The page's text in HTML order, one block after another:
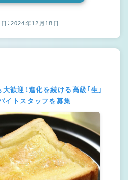
：2024年12月18日
歓迎！進化を続ける高級「生」
イトスタッフを募集